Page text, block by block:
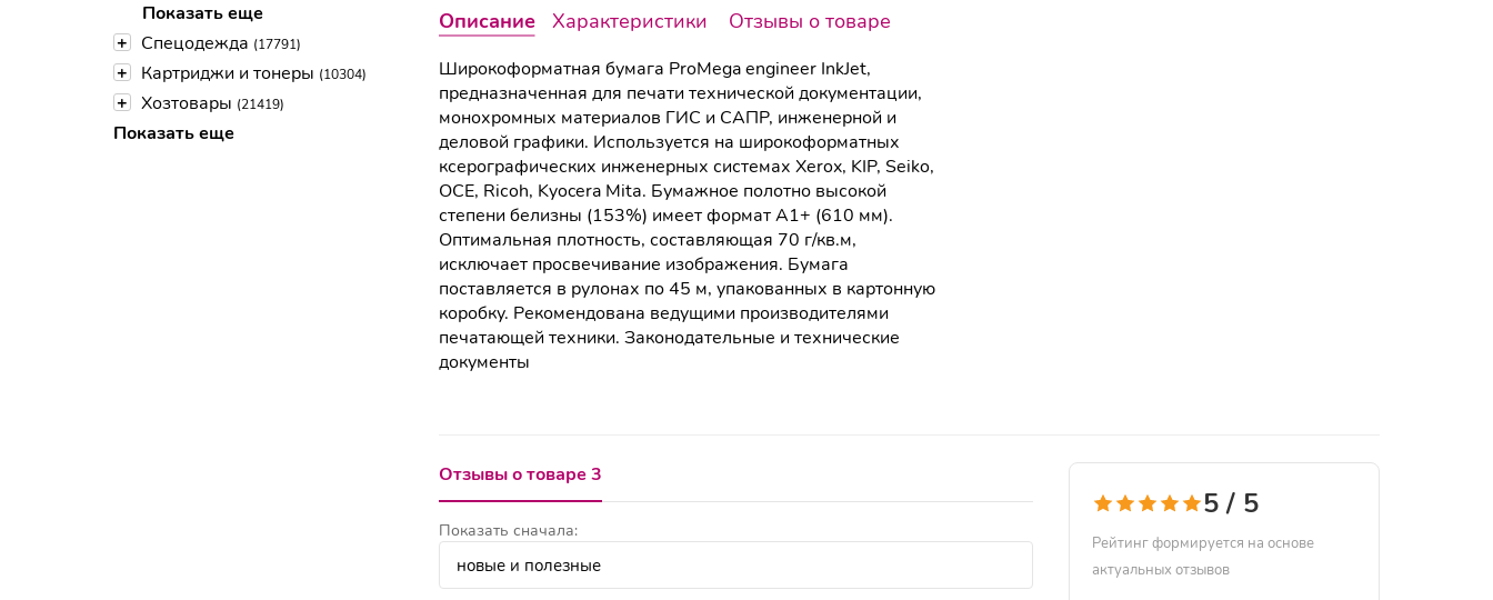
Показать еще
+
Спецодежда (17791)
+ Картриджи и тонеры (10304)
+ Хозтовары (21419)
Показать еще
Описание Характеристики Отзывы о товаре
Широкоформатная бумага ProMega engineer InkJet,
предназначенная для печати технической документации,
монохромных материалов ГИС и САПР, инженерной и
деловой графики. Используется на широкоформатных
ксерографических инженерных системах Xerox, KIP, Seiko,
OCE, Riсoh, Kyocera Mitа. Бумажное полотно высокой
степени белизны (153%) имеет формат A1+ (610 мм).
Оптимальная плотность, составляющая 70 г/кв.м,
исключает просвечивание изображения. Бумага
поставляется в рулонах по 45 м, упакованных в картонную
коробку. Рекомендована ведущими производителями
печатающей техники. Законодательные и технические
документы
Отзывы о товаре 3
Показать сначала:
5 / 5
Рейтинг формируется на основе
актуальных отзывов